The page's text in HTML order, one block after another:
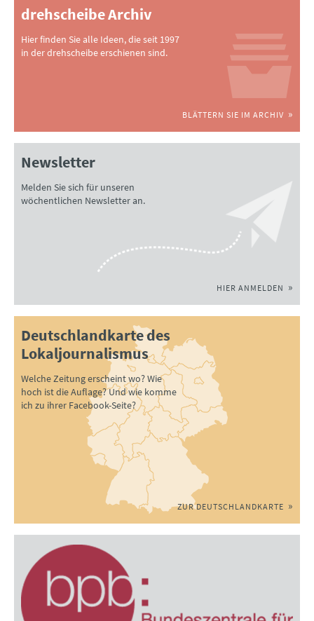
drehscheibe Archiv
Hier finden Sie alle Ideen, die seit 1997
in der drehscheibe erschienen sind.
BLÄTTERN SIE IM ARCHIV
Newsletter
Melden Sie sich für unseren
wöchentlichen Newsletter an.
HIER ANMELDEN
Deutschlandkarte des
Lokaljournalismus
Welche Zeitung erscheint wo? Wie
hoch ist die Auflage? Und wie komme
ich zu ihrer Facebook-Seite?
ZUR DEUTSCHLANDKARTE